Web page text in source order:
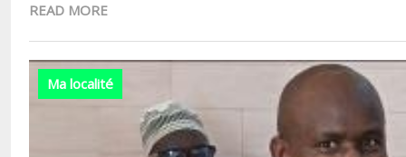
READ MORE
Ma localité